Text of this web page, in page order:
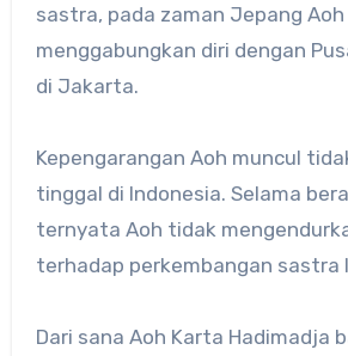
sastra, pada zaman Jepang Aoh
menggabungkan diri dengan
di Jakarta.
Kepengarangan Aoh muncul
tinggal di Indonesia. Selama
ternyata Aoh tidak
terhadap perkembangan sastra
Dari sana Aoh Karta Hadimadja